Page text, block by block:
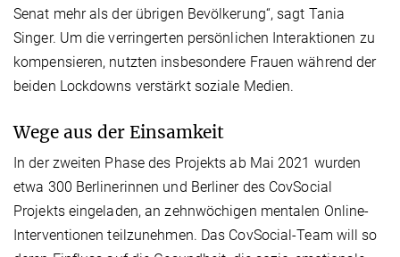
Senat mehr als der übrigen Bevölkerung“, sagt Tania
Singer. Um die verringerten persönlichen Interaktionen zu
kompensieren, nutzten insbesondere Frauen während der
beiden Lockdowns verstärkt soziale Medien.
Wege aus der Einsamkeit
In der zweiten Phase des Projekts ab Mai 2021 wurden
etwa 300 Berlinerinnen und Berliner des CovSocial
Projekts eingeladen, an zehnwöchigen mentalen Online-
Interventionen teilzunehmen. Das CovSocial-Team will so